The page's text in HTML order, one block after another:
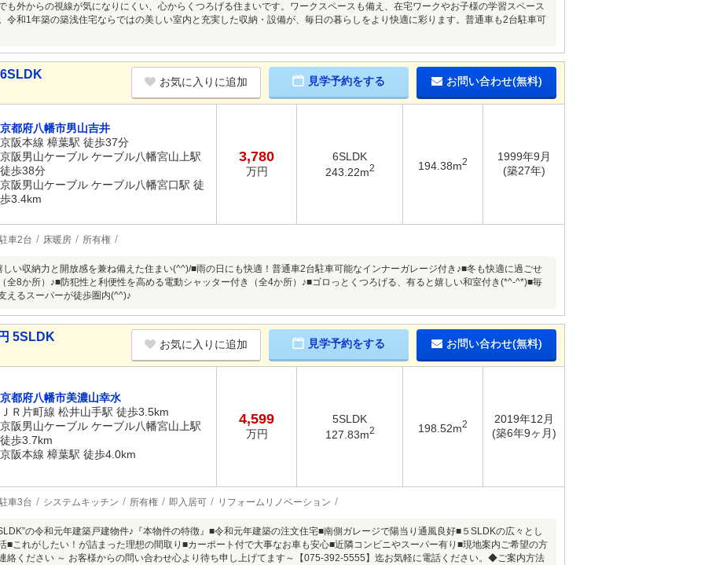
も外からの視線が気になりにくい、心からくつろげる住まいです。ワークスペースも備え、在宅ワークやお子様の学習スペース
令和1年築の築浅住宅ならではの美しい室内と充実した収納・設備が、毎日の暮らしをより快適に彩ります。普通車も2台駐車可
お気に入りに追加 見学予約をする お問い合わせ(無料)
京都府八幡市男山吉井
京阪本線 樟葉駅 徒歩37分
京阪男山ケーブル ケーブル八幡宮山上駅
徒歩38分
京阪男山ケーブル ケーブル八幡宮口駅 徒
歩3.4km
3,780
万円
6SLDK
243.22m2 194.38m2
1999年9月
(築27年)
車2台 床暖房 所有権
しい収納力と開放感を兼ね備えた住まい(^^)/■雨の日にも快適！普通車2台駐車可能なインナーガレージ付き♪■冬も快適に過ごせ
全8か所）♪■防犯性と利便性を高める電動シャッター付き（全4か所）♪■ゴロっとくつろげる、有ると嬉しい和室付き(*^-^*)■毎
えるスーパーが徒歩圏内(^^)♪
5SLDK
お気に入りに追加 見学予約をする お問い合わせ(無料)
京都府八幡市美濃山幸水
ＪＲ片町線 松井山手駅 徒歩3.5km
京阪男山ケーブル ケーブル八幡宮山上駅
徒歩3.7km
京阪本線 樟葉駅 徒歩4.0km
4,599
万円
5SLDK
127.83m2 198.52m2
2019年12月
(築6年9ヶ月)
車3台 システムキッチン 所有権 即入居可 リフォームリノベーション
の令和元年建築戸建物件♪『本物件の特徴』■令和元年建築の注文住宅■南側ガレージで陽当り通風良好■５SLDKの広々とし
■これがしたい！が詰まった理想の間取り■カーポート付で大事なお車も安心■近隣コンビニやスーパー有り■現地案内ご希望の方
絡ください ～ お客様からの問い合わせ心より待ち申し上げてます～【075-392-5555】迄お気軽に電話ください。◆ご案内方法